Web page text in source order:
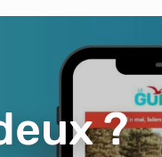
?